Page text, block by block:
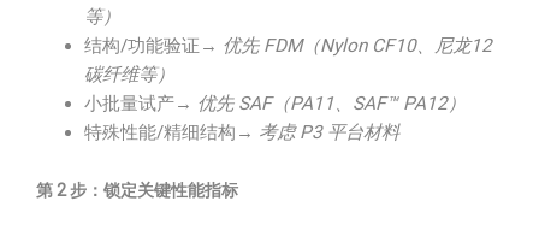
等）
结构/功能验证→ 优先 FDM（Nylon CF10、尼龙12
碳纤维等）
小批量试产→ 优先 SAF（PA11、SAF™ PA12）
特殊性能/精细结构→ 考虑 P3 平台材料
第 2 步：锁定关键性能指标